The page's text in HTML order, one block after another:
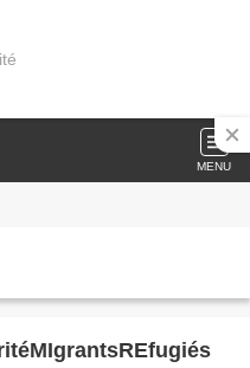
MENU